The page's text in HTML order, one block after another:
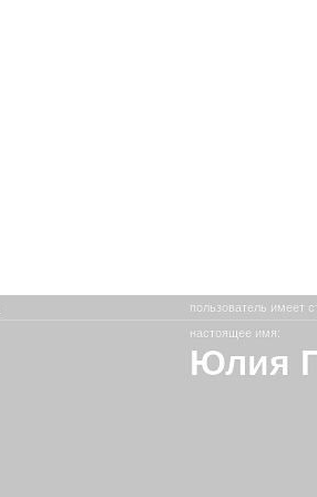
пользователь имеет
настоящее имя:
Юлия